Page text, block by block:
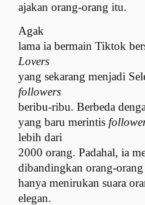
ajakan orang-orang itu.
Agak
lama ia bermain Tiktok
Lovers
yang sekarang menjadi
followers
beribu-ribu. Berbeda
yang baru merintis
lebih dari
2000 orang. Padahal, ia
dibandingkan orang-
hanya menirukan suara
elegan.